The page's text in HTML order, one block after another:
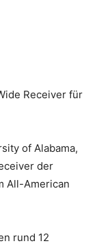
Receiver für
of Alabama,
der
All-American
rund 12